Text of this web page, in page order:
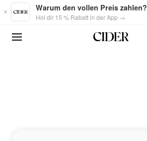
Skip to main content
Warum den vollen Preis zahlen?
Hol dir 15 % Rabatt in der App →